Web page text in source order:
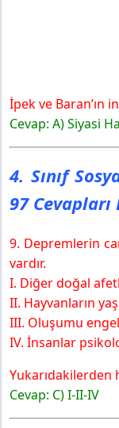
İpek ve Baran’ın
Cevap: A) Siyasi
4. Sınıf
97 Cevapları
9. Depremlerin
vardır.
I. Diğer doğal
II. Hayvanların
III. Oluşumu
IV. İnsanlar
Cevap: C) I-II-IV